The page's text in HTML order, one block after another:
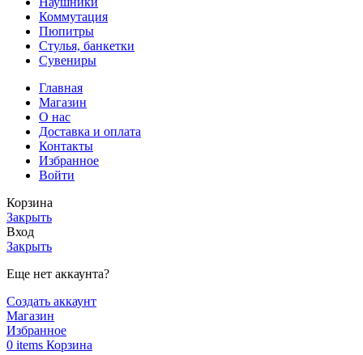
Коммутация
Пюпитры
Стулья, банкетки
Сувениры
Главная
Магазин
О нас
Доставка и оплата
Контакты
Избранное
Войти
Корзина
Закрыть
Вход
Закрыть
Еще нет аккаунта?
Создать аккаунт
Магазин
Избранное
0 items Корзина